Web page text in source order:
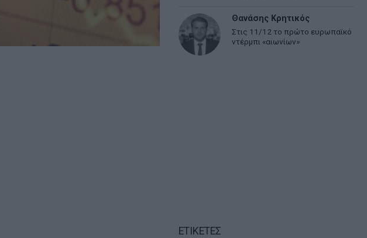
Θανάσης Κρητικός
Στις 11/12 το πρώτο ευρωπαϊκό
ντέρμπι «αιωνίων»
ΕΤΙΚΕΤΕΣ